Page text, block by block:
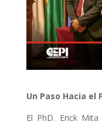
Un Paso Hacia el
El PhD. Erick Mita